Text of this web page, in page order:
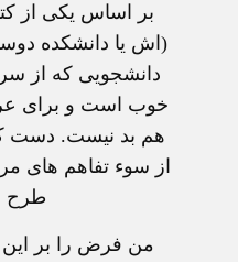
بر اساس يکی از
(اش يا دانشکده
دانشجويی که از
خوب است و برای
هم بد نيست. دست
از سوء تفاهم های
طرح
من فرض را بر